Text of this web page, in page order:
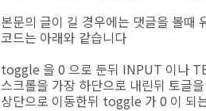
본문의 글이 길 경우에는 댓글을 볼때
코드는 아래와 같습니다
toggle 을 0 으로 둔뒤 INPUT 이나
스크롤을 가장 하단으로 내린뒤 토글
상단으로 이동한뒤 toggle 가 0 이 되